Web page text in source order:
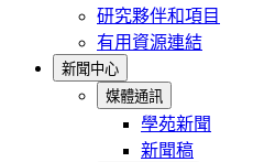
研究夥伴和項目
有用資源連結
新聞中心
媒體通訊
學苑新聞
新聞稿